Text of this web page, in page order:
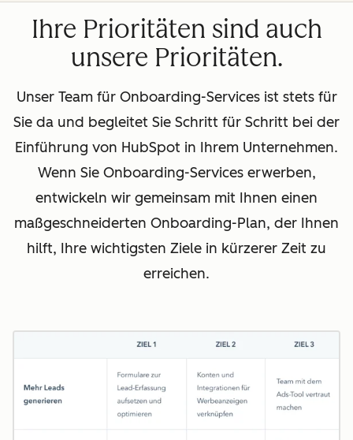
Ihre Prioritäten sind auch
unsere Prioritäten.
Unser Team für Onboarding-Services ist stets für
Sie da und begleitet Sie Schritt für Schritt bei der
Einführung von HubSpot in Ihrem Unternehmen.
Wenn Sie Onboarding-Services erwerben,
entwickeln wir gemeinsam mit Ihnen einen
maßgeschneiderten Onboarding-Plan, der Ihnen
hilft, Ihre wichtigsten Ziele in kürzerer Zeit zu
erreichen.